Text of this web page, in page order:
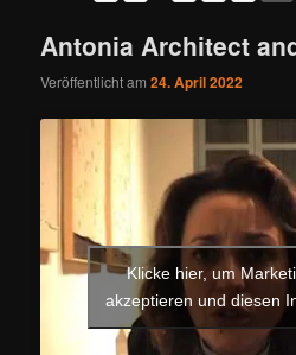
Antonia Architect
Veröffentlicht am24. April 2022
Klicke hier, um
akzeptieren und diesen